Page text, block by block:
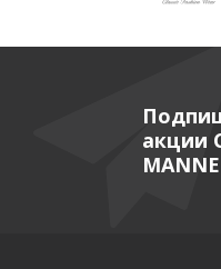
акции